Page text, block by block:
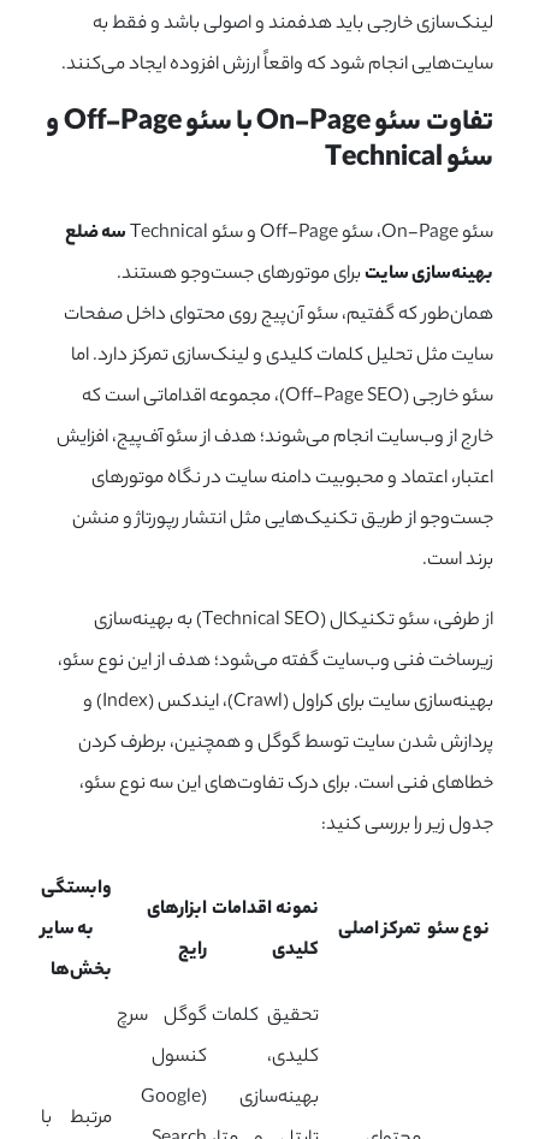
لینک‌سازی خارجی باید هدفمند و اصولی باشد و فقط به
سایت‌هایی انجام شود که واقعاً ارزش افزوده ایجاد می‌کنند.
سئو Technical
سئو On-Page، سئو Off-Page و سئو Technical
سه ضلع
بهینه‌سازی سایتبرای موتورهای جست‌وجو هستند.
همان‌طور که گفتیم، سئو آن‌پیج روی محتوای داخل صفحات
سایت مثل تحلیل کلمات کلیدی و لینک‌سازی تمرکز دارد. اما
سئو خارجی (Off-Page SEO)، مجموعه اقداماتی است که
خارج از وب‌سایت انجام می‌شوند؛ هدف از سئو آف‌پیج، افزایش
اعتبار، اعتماد و محبوبیت دامنه سایت در نگاه موتورهای
جست‌وجو از طریق تکنیک‌هایی مثل انتشار رپورتاژ و منشن
برند است.
از طرفی، سئو تکنیکال (Technical SEO) به بهینه‌سازی
زیرساخت فنی وب‌سایت گفته می‌شود؛ هدف از این نوع سئو،
بهینه‌سازی سایت برای کراول (Crawl)، ایندکس (Index) و
پردازش شدن سایت توسط گوگل و همچنین، برطرف کردن
خطاهای فنی است. برای درک تفاوت‌های این سه نوع سئو،
جدول زیر را بررسی کنید:
نوع سئو تمرکز اصلی
نمونه اقدامات
کلیدی
ابزارهای
رایج
وابستگی
به سایر
بخش‌ها
تحقیق کلمات
کلیدی،
بهینه‌سازی
گوگل سرچ
کنسول
(Google
مرتبط با